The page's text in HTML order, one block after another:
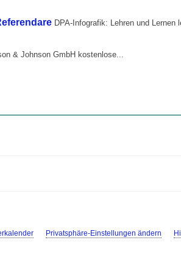
DPA-Infografik: Lehren und Lernen
& Johnson GmbH kostenlose...
Privatsphäre-Einstellungen ändern